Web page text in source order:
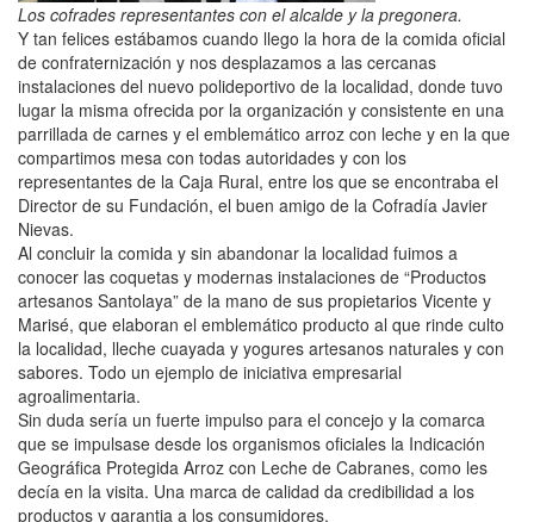
Los cofrades representantes con el alcalde y la pregonera.
Y tan felices estábamos cuando llego la hora de la comida oficial
de confraternización y nos desplazamos a las cercanas
instalaciones del nuevo polideportivo de la localidad, donde tuvo
lugar la misma ofrecida por la organización y consistente en una
parrillada de carnes y el emblemático arroz con leche y en la que
compartimos mesa con todas autoridades y con los
representantes de la Caja Rural, entre los que se encontraba el
Director de su Fundación, el buen amigo de la Cofradía Javier
Nievas.
Al concluir la comida y sin abandonar la localidad fuimos a
conocer las coquetas y modernas instalaciones de “Productos
artesanos Santolaya” de la mano de sus propietarios Vicente y
Marisé, que elaboran el emblemático producto al que rinde culto
la localidad, lleche cuayada y yogures artesanos naturales y con
sabores. Todo un ejemplo de iniciativa empresarial
agroalimentaria.
Sin duda sería un fuerte impulso para el concejo y la comarca
que se impulsase desde los organismos oficiales la Indicación
Geográfica Protegida Arroz con Leche de Cabranes, como les
decía en la visita. Una marca de calidad da credibilidad a los
productos y garantia a los consumidores.